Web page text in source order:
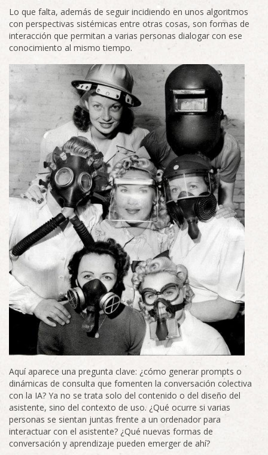
Lo que falta, además de seguir incidiendo en unos algoritmos
con perspectivas sistémicas entre otras cosas, son formas de
interacción que permitan a varias personas dialogar con ese
conocimiento al mismo tiempo.
Aquí aparece una pregunta clave: ¿cómo generar prompts o
dinámicas de consulta que fomenten la conversación colectiva
con la IA? Ya no se trata solo del contenido o del diseño del
asistente, sino del contexto de uso. ¿Qué ocurre si varias
personas se sientan juntas frente a un ordenador para
interactuar con el asistente? ¿Qué nuevas formas de
conversación y aprendizaje pueden emerger de ahí?